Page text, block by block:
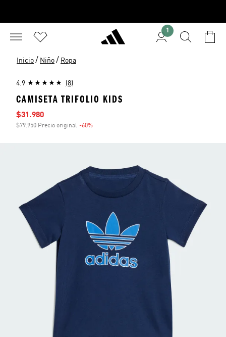
1
Inicio / Niño / Ropa
4.9 (8)
CAMISETA TRIFOLIO KIDS
Precio de venta
$31.980
$79.950 Precio original -60%